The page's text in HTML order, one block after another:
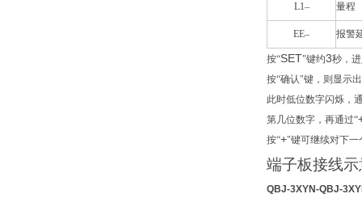
L1– 量程
EE– 报警
按“SET"键约3秒，
按“确认"键，则显示
此时低位数字闪烁，
第几位数字，再通过“
按“+"键可继续对下一
端子板接线
QBJ-3XYN-QBJ-